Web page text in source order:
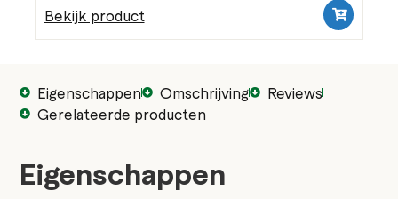
Bekijk product
Eigenschappen Omschrijving
Reviews
Gerelateerde producten
Eigenschappen